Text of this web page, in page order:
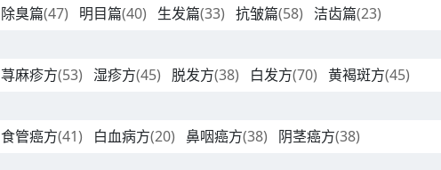
除臭篇(47) 明目篇(40) 生发篇(33) 抗皱篇(58) 洁齿篇(23)
荨麻疹方(53) 湿疹方(45) 脱发方(38) 白发方(70) 黄褐斑方(45)
食管癌方(41) 白血病方(20) 鼻咽癌方(38) 阴茎癌方(38)